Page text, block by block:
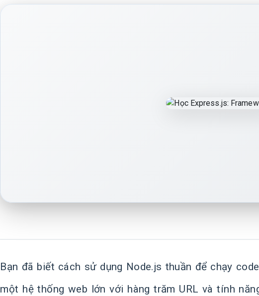
Bạn đã biết cách sử dụng Node.js thuần để chạy
một hệ thống web lớn với hàng trăm URL và tính